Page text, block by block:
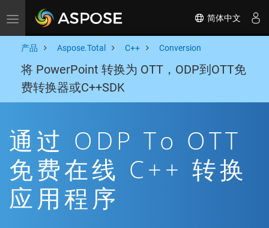
Toggle navigation 简体中文
产品 Aspose.Total C++ Conversion
将 PowerPoint 转换为 OTT，ODP到OTT免
费转换器或C++SDK
通过 ODP To OTT
免费在线 C++ 转换
应用程序